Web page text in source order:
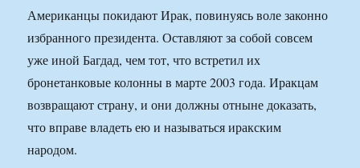
Американцы покидают Ирак, повинуясь воле законно
избранного президента. Оставляют за собой совсем
уже иной Багдад, чем тот, что встретил их
бронетанковые колонны в марте 2003 года. Иракцам
возвращают страну, и они должны отныне доказать,
что вправе владеть ею и называться иракским
народом.